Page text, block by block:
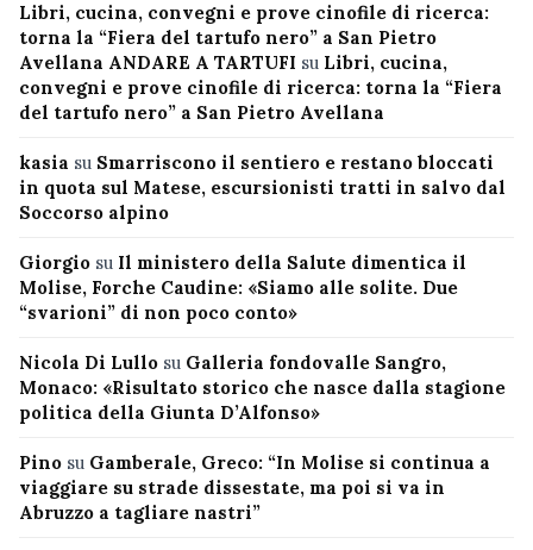
Libri, cucina, convegni e prove cinofile di ricerca:
torna la “Fiera del tartufo nero” a San Pietro
Avellana ANDARE A TARTUFI su Libri, cucina,
convegni e prove cinofile di ricerca: torna la “Fiera
del tartufo nero” a San Pietro Avellana
kasia su Smarriscono il sentiero e restano bloccati
in quota sul Matese, escursionisti tratti in salvo dal
Soccorso alpino
Giorgio su Il ministero della Salute dimentica il
Molise, Forche Caudine: «Siamo alle solite. Due
“svarioni” di non poco conto»
Nicola Di Lullo su Galleria fondovalle Sangro,
Monaco: «Risultato storico che nasce dalla stagione
politica della Giunta D’Alfonso»
Pino su Gamberale, Greco: “In Molise si continua a
viaggiare su strade dissestate, ma poi si va in
Abruzzo a tagliare nastri”